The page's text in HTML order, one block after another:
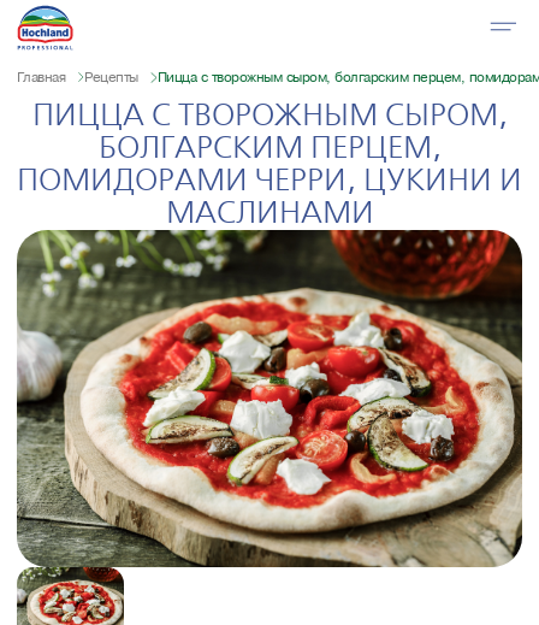
Главная Рецепты Пицца с творожным сыром, болгарским перцем,
ПИЦЦА С ТВОРОЖНЫМ СЫРОМ,
БОЛГАРСКИМ ПЕРЦЕМ,
ПОМИДОРАМИ ЧЕРРИ, ЦУКИНИ И
МАСЛИНАМИ